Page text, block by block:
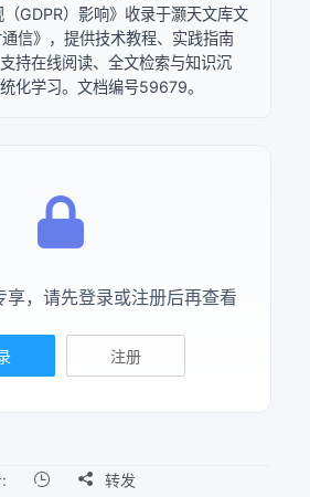
（GDPR）影响》收录于灏天文库文
信》，提供技术教程、实践指南
持在线阅读、全文检索与知识沉
化学习。文档编号59679。
享，请先登录或注册后再查看
注册
 转发
确定